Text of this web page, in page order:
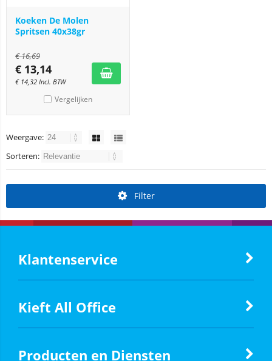
Koeken De Molen
Spritsen 40x38gr
€16,69
€ 13,14
€ 14,32 Incl. BTW
Vergelijken
Weergave:
Sorteren:
Filter
Klantenservice
Kieft All Office
Producten en Diensten